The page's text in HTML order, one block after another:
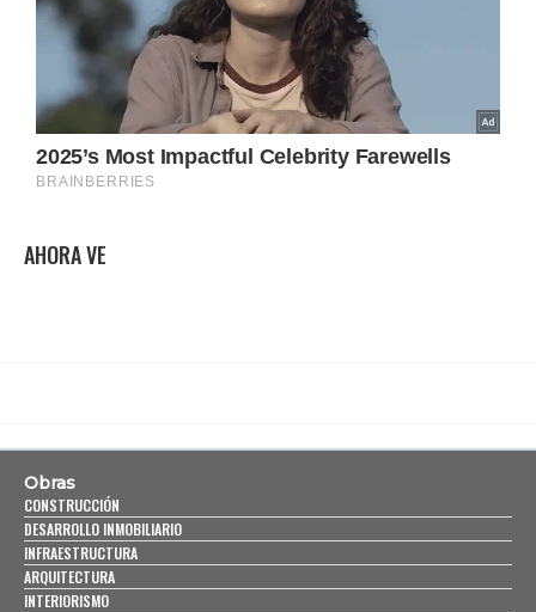
AHORA VE
Obras
CONSTRUCCIÓN
DESARROLLO INMOBILIARIO
INFRAESTRUCTURA
ARQUITECTURA
INTERIORISMO